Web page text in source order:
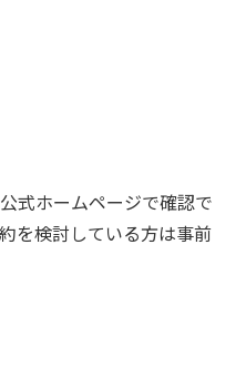
式ホームページで確認で
を検討している方は事前